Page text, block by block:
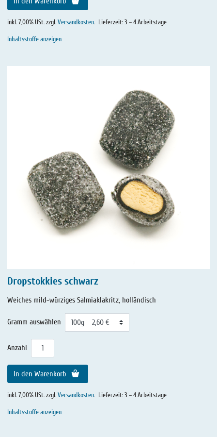
inkl. 7,00% USt. zzgl.Versandkosten. Lieferzeit: 3 – 4 Arbeitstage
Inhaltsstoffe anzeigen
Dropstokkies schwarz
Weiches mild-würziges Salmiaklakritz, holländisch
Gramm auswählen
Anzahl
In den Warenkorb
inkl. 7,00% USt. zzgl.Versandkosten. Lieferzeit: 3 – 4 Arbeitstage
Inhaltsstoffe anzeigen